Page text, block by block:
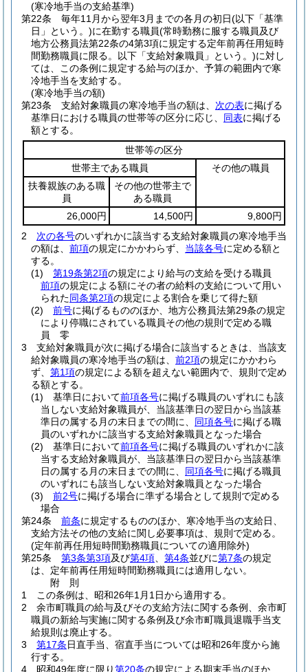
(寒冷地手当の支給基準)
第22条
毎年11月から翌年3月までの各月の初日(以下「基準
日」という。)に在勤する職員(常時勤務に服する職員及び
地方公務員法第22条の4第3項に規定する定年前再任用短時
間勤務職員に限る。以下「支給対象職員」という。)に対し
ては、この条例に規定する給与のほか、予算の範囲内で寒
冷地手当を支給する。
(寒冷地手当の額)
第23条
支給対象職員の寒冷地手当の額は、 次の表に掲げる
基準日における職員の世帯等の区分に応じ、 同表に掲げる
額とする。
世帯等の区分
世帯主である職員
その他の職員
扶養親族のある職
員
その他の世帯主で
ある職員
26,000円
14,500円
9,800円
2
次の各号のいずれかに該当する支給対象職員の寒冷地手当
の額は、 前項の規定にかかわらず、 当該各号に定める額と
する。
(1)
第19条第2項の規定により給与の支給を受ける職員
前項の規定による額にその者の給料の支給について用い
られた同条第2項の規定による割合を乗じて得た額
(2)
前号に掲げるもののほか、地方公務員法第29条の規定
により停職にされている職員その他の規則で定める職
員 零
3
支給対象職員が次に掲げる場合に該当するときは、当該支
給対象職員の寒冷地手当の額は、 前2項の規定にかかわら
ず、 第1項の規定による額を超えない範囲内で、規則で定め
る額とする。
(1)
基準日において前項各号に掲げる職員のいずれにも該
当しない支給対象職員が、当該基準日の翌日から当該基
準日の属する月の末日までの間に、 同項各号に掲げる職
員のいずれかに該当する支給対象職員となった場合
(2)
基準日において前項各号に掲げる職員のいずれかに該
当する支給対象職員が、当該基準日の翌日から当該基準
日の属する月の末日までの間に、 同項各号に掲げる職員
のいずれにも該当しない支給対象職員となった場合
(3)
前2号に掲げる場合に準ずる場合として規則で定める
場合
第24条
前条に規定するもののほか、寒冷地手当の支給日、
支給方法その他の支給に関し必要事項は、規則で定める。
(定年前再任用短時間勤務職員についての適用除外)
第25条
第3条第3項及び第4項 第4条並びに第7条の規定
は、定年前再任用短時間勤務職員には適用しない。
附 則
1
この条例は、昭和26年1月1日から適用する。
2
余市町職員の給与及びその支給方法に関する条例、余市町
職員の新給与実施に関する条例及び余市町職員退職手当支
給規則は廃止する。
3
第17条日直手当、宿直手当については昭和26年度から施
行する。
4
昭和49年度に限り第20条の規定による期末手当のほか